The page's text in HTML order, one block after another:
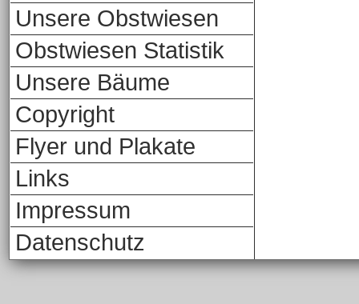
Unsere Obstwiesen
Obstwiesen Statistik
Unsere Bäume
Copyright
Flyer und Plakate
Links
Impressum
Datenschutz